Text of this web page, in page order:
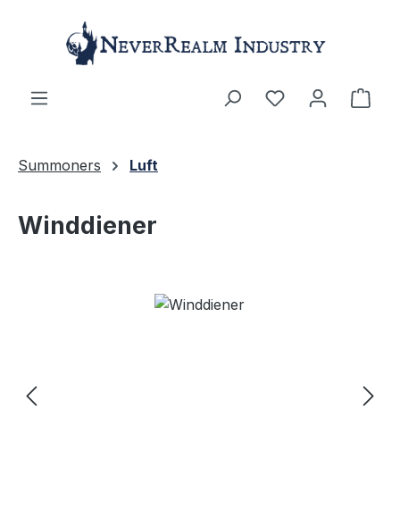
Zum Hauptinhalt springen
Summoners Luft
Winddiener
Bildergalerie überspringen